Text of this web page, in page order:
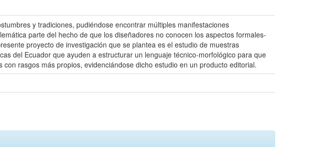
y tradiciones, pudiéndose encontrar múltiples manifestaciones
parte del hecho de que los diseñadores no conocen los aspectos formales-
proyecto de investigación que se plantea es el estudio de muestras
del Ecuador que ayuden a estructurar un lenguaje técnico-morfológico para que
rasgos más propios, evidenciándose dicho estudio en un producto editorial.